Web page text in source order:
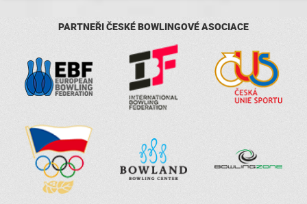
PARTNEŘI ČESKÉ BOWLINGOVÉ ASOCIACE